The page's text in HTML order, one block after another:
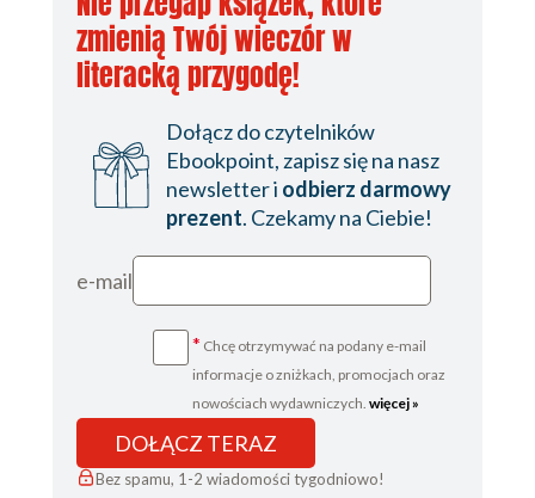
zmienią Twój wieczór w
literacką przygodę!
Dołącz do czytelników
Ebookpoint, zapisz się na nasz
newsletter i odbierz darmowy
prezent. Czekamy na Ciebie!
e-mail
* Chcę otrzymywać na podany e-mail
informacje o zniżkach, promocjach oraz
nowościach wydawniczych. więcej »
DOŁĄCZ TERAZ
Bez spamu, 1-2 wiadomości tygodniowo!